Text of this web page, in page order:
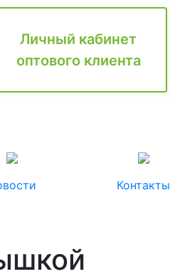
Личный кабинет
оптового клиента
Контакты